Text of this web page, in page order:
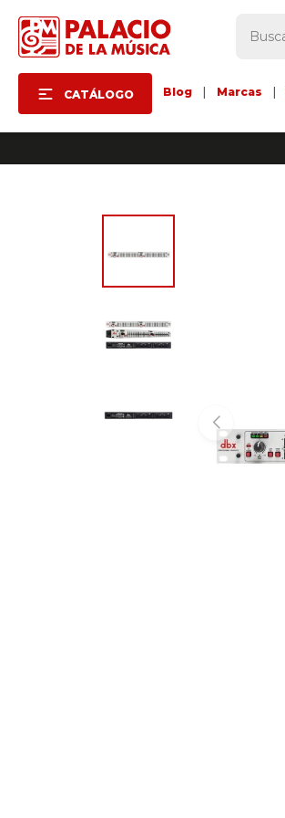
CATÁLOGO Blog Marcas